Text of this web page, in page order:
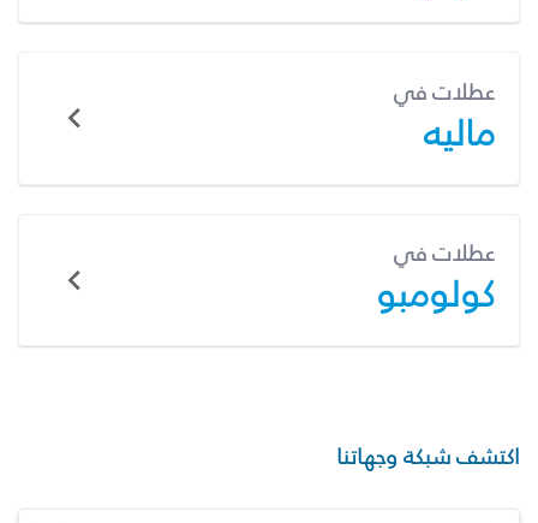
عطلات في
ماليه
عطلات في
كولومبو
اكتشف شبكة وجهاتنا